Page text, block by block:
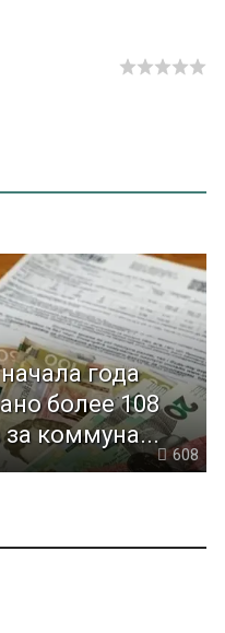
года
более 108
коммуна...
608